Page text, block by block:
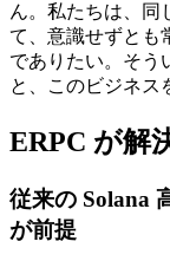
ん。私たちは、同
て、意識せずとも
でありたい。そう
と、このビジネス
ERPC が解
従来の Solana
が前提